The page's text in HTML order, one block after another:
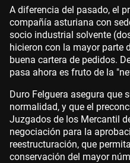
A diferencia del pasado, el
compañía asturiana con
socio industrial solvente
hicieron con la mayor parte
buena cartera de pedidos.
pasa ahora es fruto de la
Duro Felguera asegura que
normalidad, y que el
Juzgados de los Mercantil
negociación para la
reestructuración, que
conservación del mayor